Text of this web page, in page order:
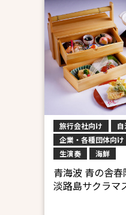
旅行会社向け
企業・各種団体向け
生演奏
海鮮
青海波 青の舎
淡路島サクラマ